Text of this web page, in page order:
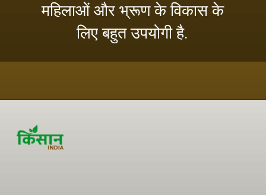
महिलाओं और भ्रूण के विकास के
लिए बहुत उपयोगी है.